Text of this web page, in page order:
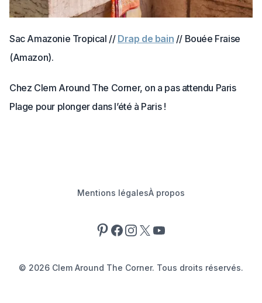
Sac Amazonie Tropical // Drap de bain // Bouée Fraise
(Amazon).
Chez Clem Around The Corner, on a pas attendu Paris
Plage pour plonger dans l’été à Paris !
Mentions légalesÀ propos
Pinterest
Facebook
Instagram
X YouTube
© 2026 Clem Around The Corner. Tous droits réservés.